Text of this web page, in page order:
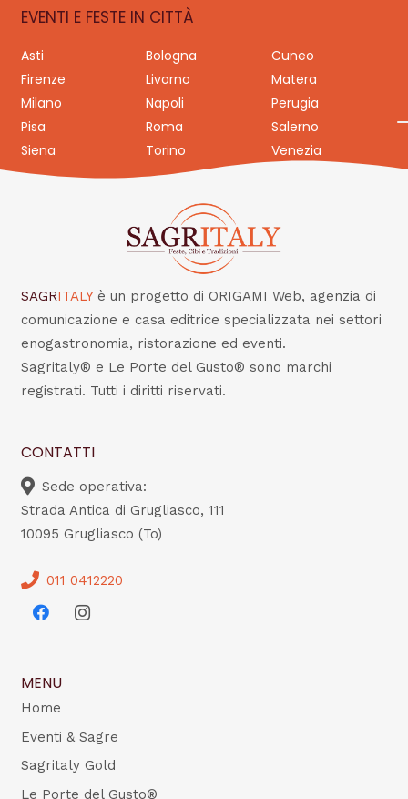
EVENTI E FESTE IN CITTÀ
Asti Bologna
Cuneo
Firenze
Livorno
Matera
Milano
Napoli
Perugia
Pisa
Roma
Salerno
Siena
Torino Venezia
SAGRITALY è un progetto di ORIGAMI Web, agenzia di
comunicazione e casa editrice specializzata nei settori
enogastronomia, ristorazione ed eventi.
Sagritaly® e Le Porte del Gusto® sono marchi
registrati. Tutti i diritti riservati.
CONTATTI
Sede operativa:
Strada Antica di Grugliasco, 111
10095 Grugliasco (To)
011 0412220
MENU
Home
Eventi & Sagre
Sagritaly Gold
Le Porte del Gusto®